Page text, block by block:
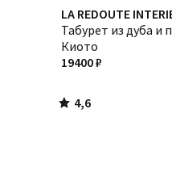
LA REDOUTE
Табурет из дуба и
Киото
19400 ₽
4,6
/ 5
4,6
/